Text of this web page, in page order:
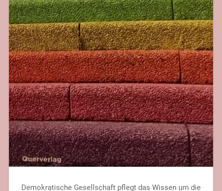
Demokratische Gesellschaft pflegt das Wissen um die